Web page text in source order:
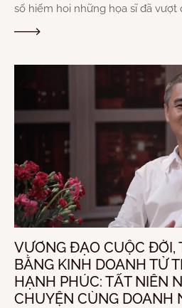
số hiếm hoi những họa sĩ đã vượt
VƯƠNG ĐẠO CUỘC ĐỜI,
BẰNG KINH DOANH TỬ
HẠNH PHÚC: TẤT NIÊN
CHUYỆN CÙNG DOANH